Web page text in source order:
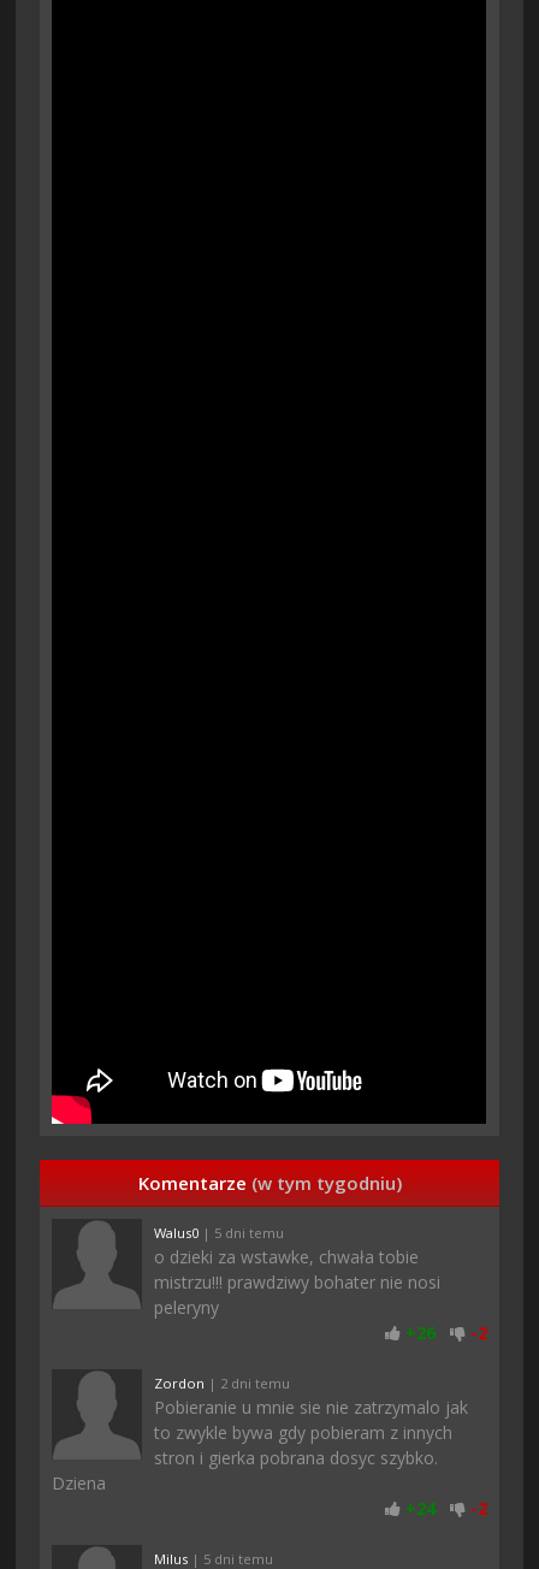
Komentarze (w tym tygodniu)
Walus0 | 5 dni temu
o dzieki za wstawke, chwała tobie
mistrzu!!! prawdziwy bohater nie nosi
peleryny
+26 -2
Zordon | 2 dni temu
Pobieranie u mnie sie nie zatrzymalo jak
to zwykle bywa gdy pobieram z innych
stron i gierka pobrana dosyc szybko.
Dziena
+24 -2
Milus | 5 dni temu